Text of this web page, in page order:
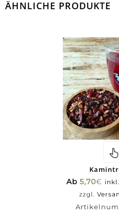
ÄHNLICHE PRODUKTE
Ab5,70€
zzgl.